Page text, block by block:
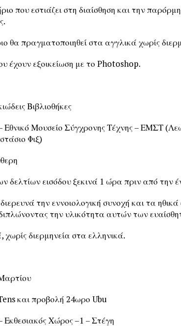
που εστιάζει στη διαίσθηση και την
θα πραγματοποιηθεί στα αγγλικά χωρίς
έχουν εξοικείωση με το Photoshop.
Βιβλιοθήκες
Εθνικό Μουσείο Σύγχρονης Τέχνης – ΕΜΣΤ
Φιξ)
δελτίων εισόδου ξεκινά 1 ώρα πριν από την
την εννοιολογική συνοχή και τα
την υλικότητα αυτών των
διερμηνεία στα ελληνικά.
και προβολή 24ωρο Ubu
Εκθεσιακός Χώρος –1 – Στέγη